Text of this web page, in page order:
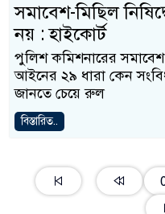
সমাবেশ-মিছিল
নয় : হাইকোর্ট
পুলিশ কমিশনারের সমাবেশ
আইনের ২৯ ধারা কেন
জানতে চেয়ে রুল
বিস্তারিত..